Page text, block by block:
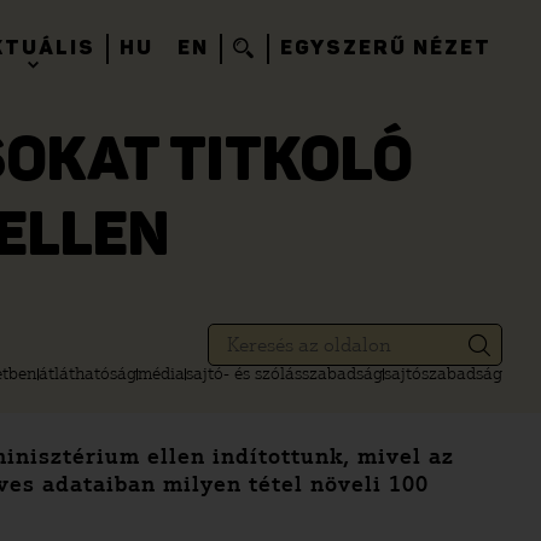
HU EN EGYSZERŰ NÉZET
TITKOLÓ
átláthatóságmédiasajtó- és szólásszabadságsajtószabadság
ellen indítottunk, mivel az
adataiban milyen tétel növeli 100